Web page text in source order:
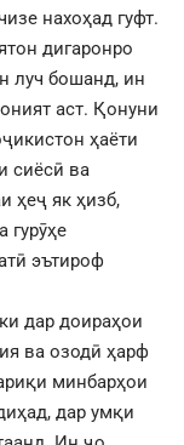
нахоҳад гуфт.
дигаронро
луч бошанд, ин
аст. Қонуни
ҳаёти
сиёсӣ ва
ҳеҷ як ҳизб,
гурӯҳе
эътироф
дар доираҳои
ва озодӣ ҳарф
минбарҳои
дар умқи